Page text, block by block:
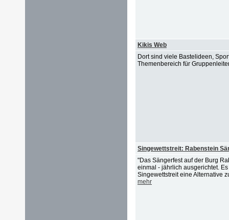
Kikis Web
Dort sind viele Bastelideen,
Themenbereich für
Singewettstreit: Rabenstein
"Das Sängerfest auf der Burg
einmal - jährlich ausgerichtet.
Singewettstreit eine Alternative
mehr